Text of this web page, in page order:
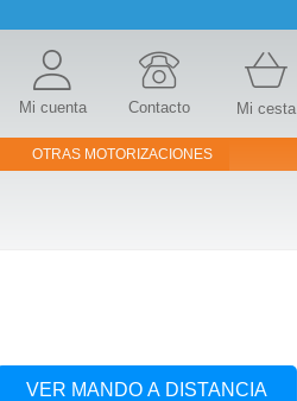
Mi cuenta Contacto Mi cesta
OTRAS MOTORIZACIONES
VER MANDO A DISTANCIA